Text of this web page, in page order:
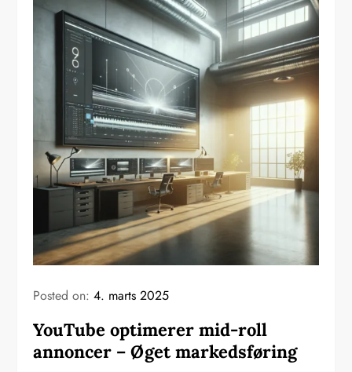
Posted on:4. marts 2025
YouTube optimerer mid-roll
annoncer – Øget markedsføring